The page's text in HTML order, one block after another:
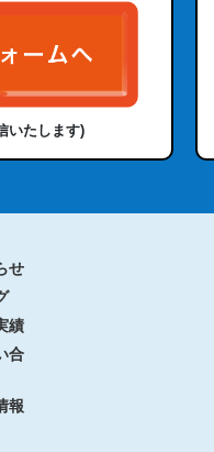
いたします)
せ
績
合
報